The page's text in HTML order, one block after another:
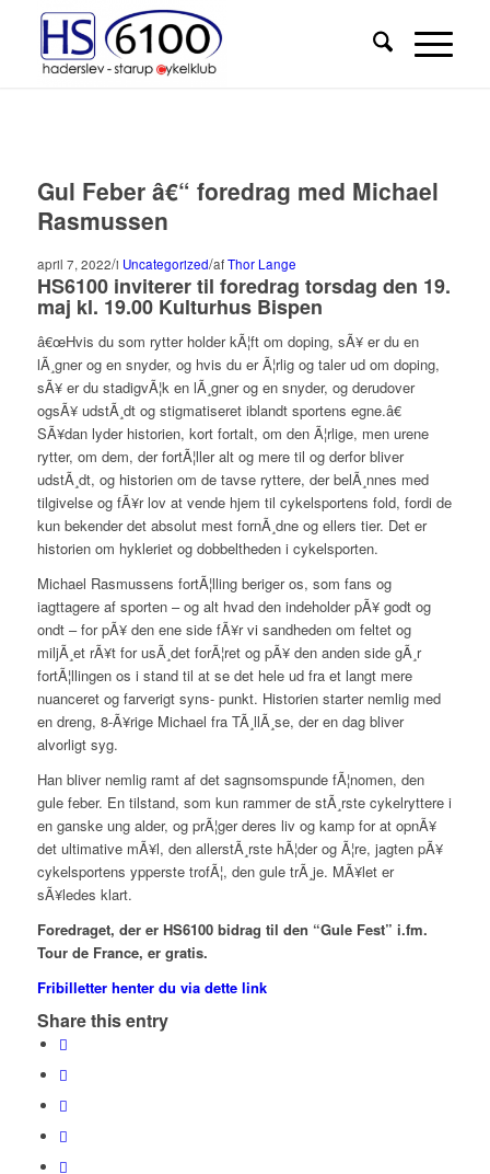
Gul Feber â€“ foredrag med Michael
Rasmussen
april 7, 2022/i Uncategorized/afThor Lange
HS6100 inviterer til foredrag torsdag den 19.
maj kl. 19.00 Kulturhus Bispen
â€œHvis du som rytter holder kÃ¦ft om doping, sÃ¥ er du en
lÃ¸gner og en snyder, og hvis du er Ã¦rlig og taler ud om doping,
sÃ¥ er du stadigvÃ¦k en lÃ¸gner og en snyder, og derudover
ogsÃ¥ udstÃ¸dt og stigmatiseret iblandt sportens egne.â€
SÃ¥dan lyder historien, kort fortalt, om den Ã¦rlige, men urene
rytter, om dem, der fortÃ¦ller alt og mere til og derfor bliver
udstÃ¸dt, og historien om de tavse ryttere, der belÃ¸nnes med
tilgivelse og fÃ¥r lov at vende hjem til cykelsportens fold, fordi de
kun bekender det absolut mest fornÃ¸dne og ellers tier. Det er
historien om hykleriet og dobbeltheden i cykelsporten.
Michael Rasmussens fortÃ¦lling beriger os, som fans og
iagttagere af sporten – og alt hvad den indeholder pÃ¥ godt og
ondt – for pÃ¥ den ene side fÃ¥r vi sandheden om feltet og
miljÃ¸et rÃ¥t for usÃ¸det forÃ¦ret og pÃ¥ den anden side gÃ¸r
fortÃ¦llingen os i stand til at se det hele ud fra et langt mere
nuanceret og farverigt syns- punkt. Historien starter nemlig med
en dreng, 8-Ã¥rige Michael fra TÃ¸llÃ¸se, der en dag bliver
alvorligt syg.
Han bliver nemlig ramt af det sagnsomspunde fÃ¦nomen, den
gule feber. En tilstand, som kun rammer de stÃ¸rste cykelryttere i
en ganske ung alder, og prÃ¦ger deres liv og kamp for at opnÃ¥
det ultimative mÃ¥l, den allerstÃ¸rste hÃ¦der og Ã¦re, jagten pÃ¥
cykelsportens ypperste trofÃ¦, den gule trÃ¸je. MÃ¥let er
sÃ¥ledes klart.
Foredraget, der er HS6100 bidrag til den “Gule Fest” i.fm.
Tour de France, er gratis.
Fribilletter henter du via dette link
Share this entry